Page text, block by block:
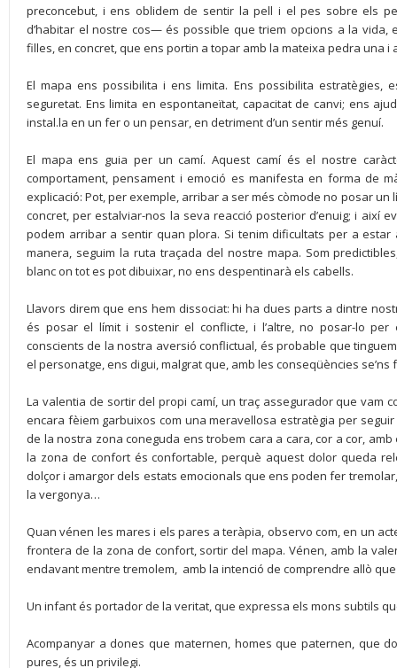
preconcebut, i ens oblidem de sentir la pell i el pes sobre els
d’habitar el nostre cos— és possible que triem opcions a la
filles, en concret, que ens portin a topar amb la mateixa pedra una i
El mapa ens possibilita i ens limita. Ens possibilita estratègies,
seguretat. Ens limita en espontaneïtat, capacitat de canvi; ens
instal.la en un fer o un pensar, en detriment d’un sentir més genuí.
El mapa ens guia per un camí. Aquest camí és el nostre
comportament, pensament i emoció es manifesta en forma de
explicació: Pot, per exemple, arribar a ser més còmode no posar
concret, per estalviar-nos la seva reacció posterior d’enuig; i així
podem arribar a sentir quan plora. Si tenim dificultats per a estar
manera, seguim la ruta traçada del nostre mapa. Som
blanc on tot es pot dibuixar, no ens despentinarà els cabells.
Llavors direm que ens hem dissociat: hi ha dues parts a dintre
és posar el límit i sostenir el conflicte, i l’altre, no posar-lo
conscients de la nostra aversió conflictual, és probable que
el personatge, ens digui, malgrat que, amb les conseqüències se’ns
La valentia de sortir del propi camí, un traç assegurador que vam
encara fèiem garbuixos com una meravellosa estratègia per
de la nostra zona coneguda ens trobem cara a cara, cor a cor,
la zona de confort és confortable, perquè aquest dolor queda
dolçor i amargor dels estats emocionals que ens poden fer
la vergonya…
Quan vénen les mares i els pares a teràpia, observo com, en un
frontera de la zona de confort, sortir del mapa. Vénen, amb la
endavant mentre tremolem, amb la intenció de comprendre allò
Un infant és portador de la veritat, que expressa els mons subtils
Acompanyar a dones que maternen, homes que paternen, que
pures, és un privilegi.